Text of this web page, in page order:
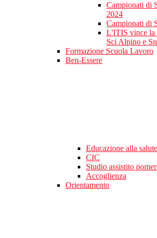
Campionati di
2024
Campionati di
L'ITIS vince la
Sci Alpino e
Formazione Scuola Lavoro
Ben-Essere
Educazione alla salute
CIC
Studio assistito
Accoglienza
Orientamento